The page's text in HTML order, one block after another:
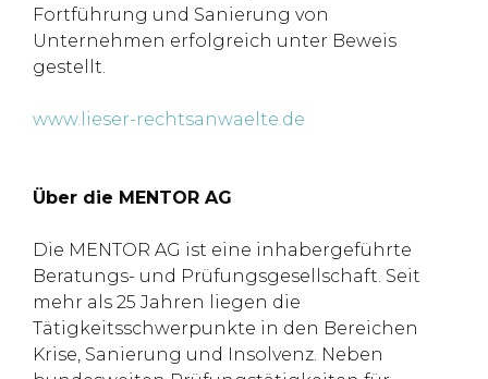
Fortführung und Sanierung von
Unternehmen erfolgreich unter Beweis
gestellt.
www.lieser-rechtsanwaelte.de
Über die MENTOR AG
Die MENTOR AG ist eine inhabergeführte
Beratungs- und Prüfungsgesellschaft. Seit
mehr als 25 Jahren liegen die
Tätigkeitsschwerpunkte in den Bereichen
Krise, Sanierung und Insolvenz. Neben